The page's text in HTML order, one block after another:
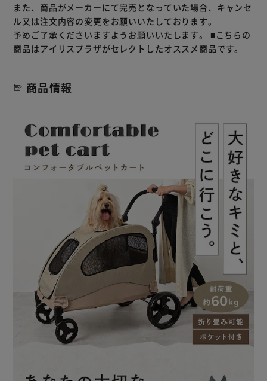
また、商品がメーカーにて完売となっていた場合、キャンセ
ル又は注文内容の変更をお願いいたしております。
予めご了承くださいますようお願いいたします。 ■こちらの
商品はアイリスプラザがセレクトしたオススメ商品です。
商品情報